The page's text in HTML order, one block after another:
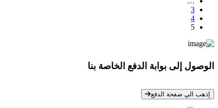
3
4
5
الوصول إلى بوابة الدفع الخاصة بنا
إذهب الي صفحة الدفع